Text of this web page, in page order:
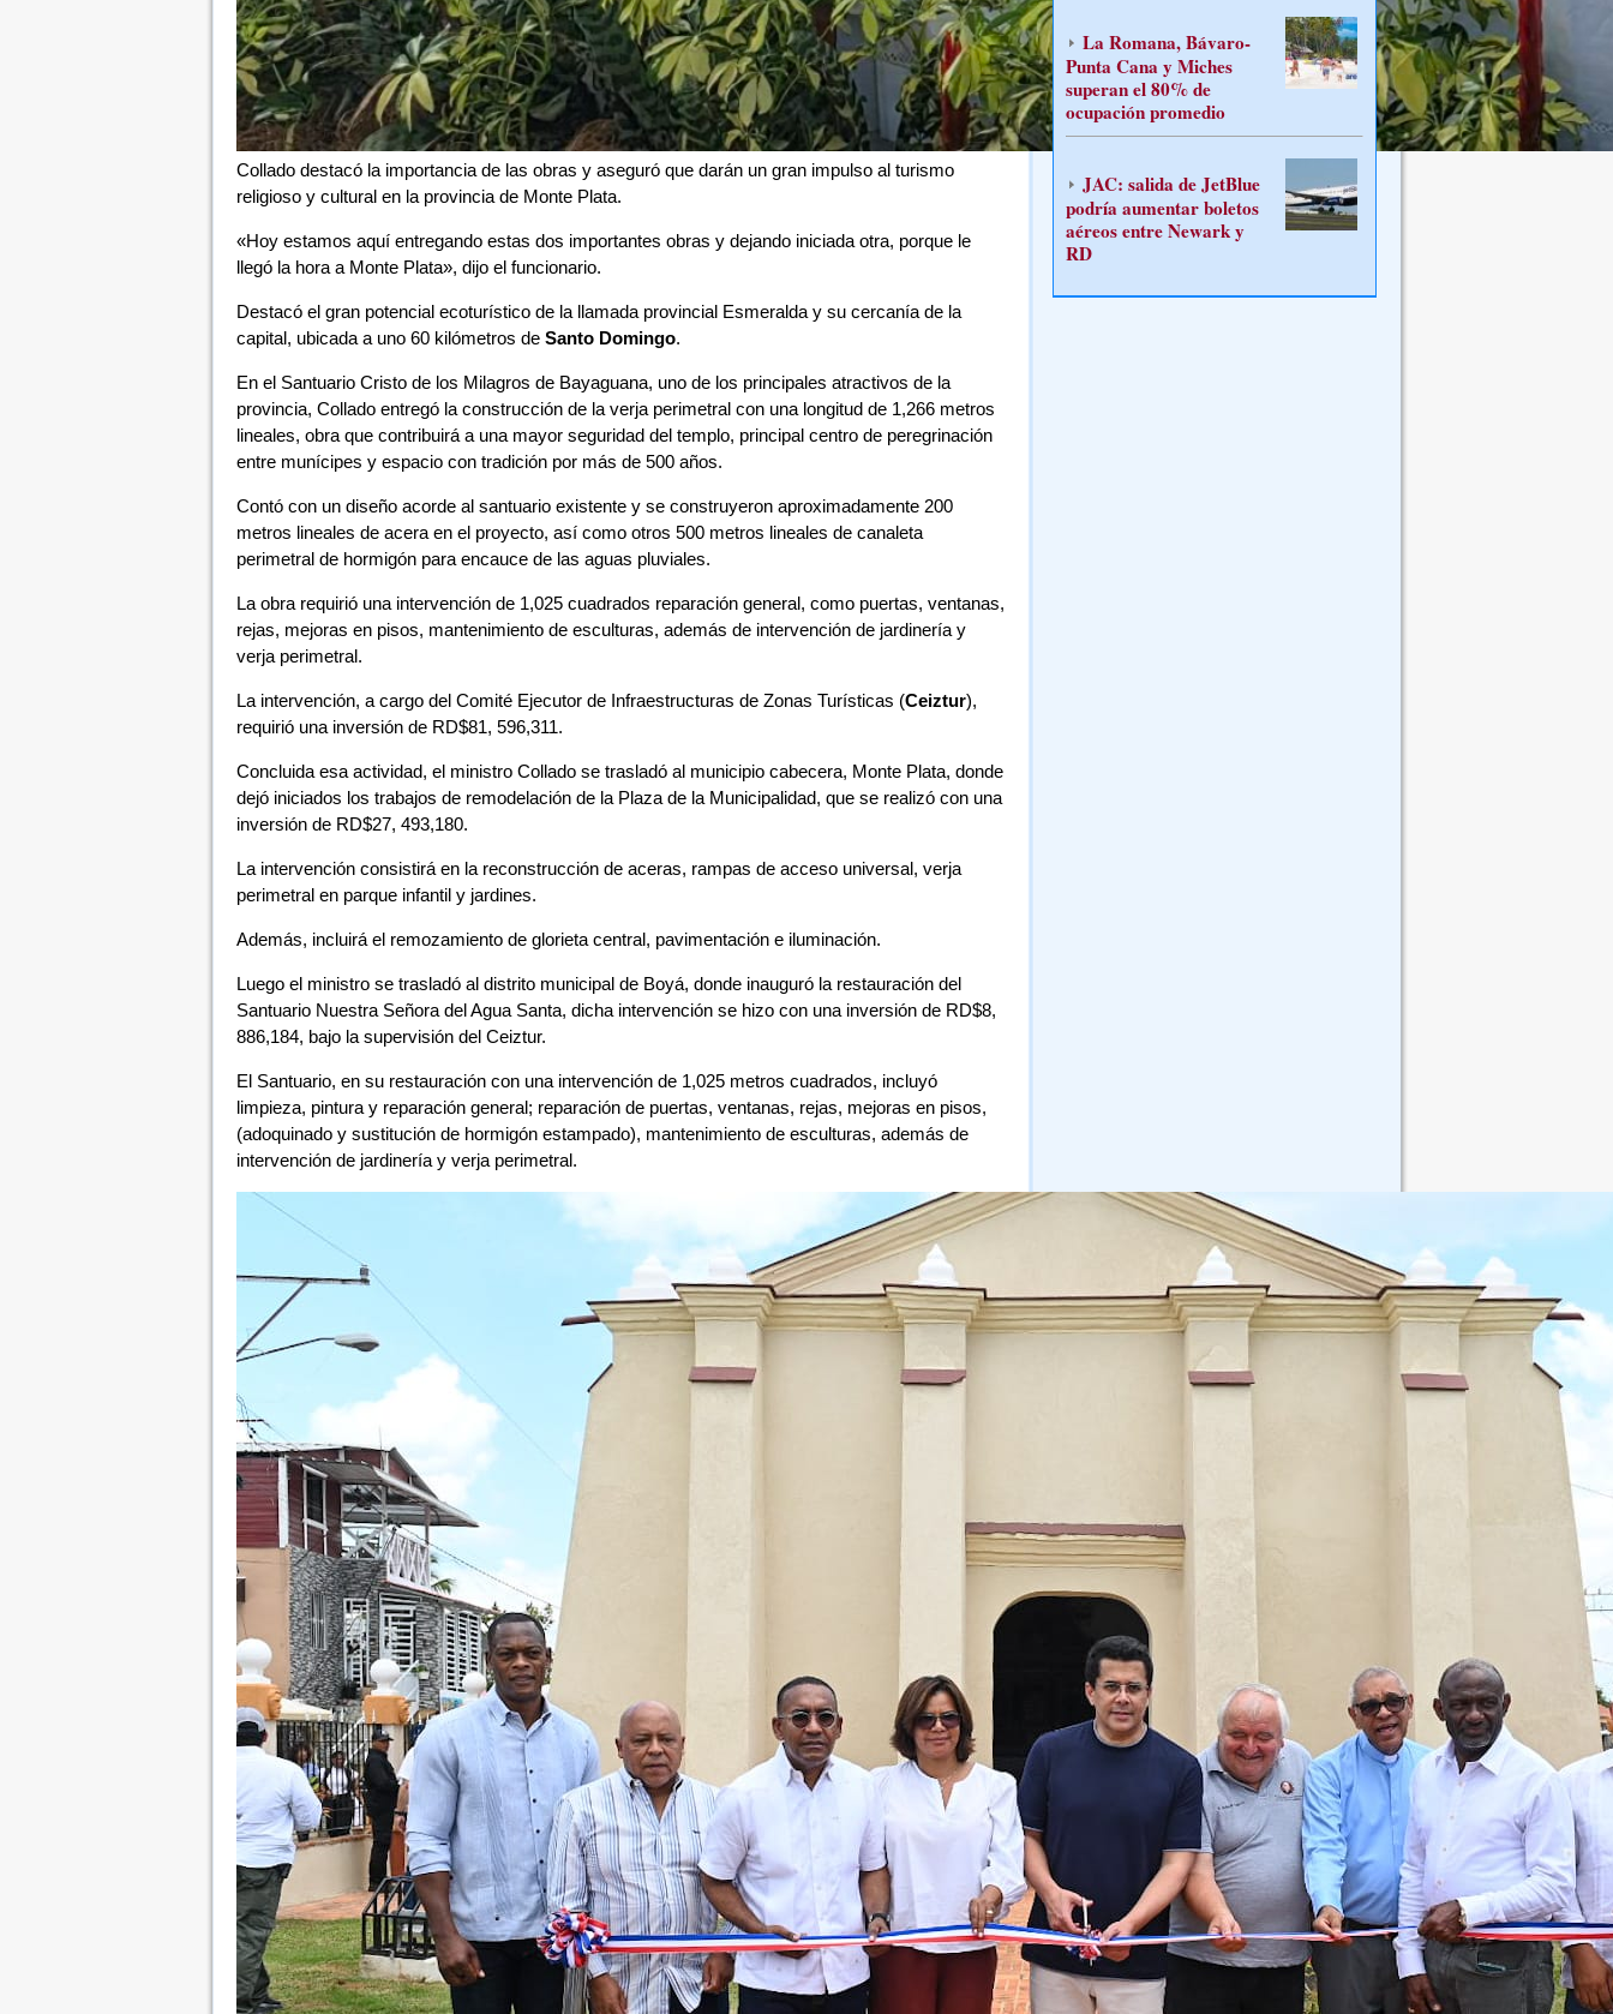
Collado destacó la importancia de las obras y aseguró que darán un gran impulso al turismo
religioso y cultural en la provincia de Monte Plata.
«Hoy estamos aquí entregando estas dos importantes obras y dejando iniciada otra, porque le
llegó la hora a Monte Plata», dijo el funcionario.
Destacó el gran potencial ecoturístico de la llamada provincial Esmeralda y su cercanía de la
capital, ubicada a uno 60 kilómetros de Santo Domingo.
En el Santuario Cristo de los Milagros de Bayaguana, uno de los principales atractivos de la
provincia, Collado entregó la construcción de la verja perimetral con una longitud de 1,266 metros
lineales, obra que contribuirá a una mayor seguridad del templo, principal centro de peregrinación
entre munícipes y espacio con tradición por más de 500 años.
Contó con un diseño acorde al santuario existente y se construyeron aproximadamente 200
metros lineales de acera en el proyecto, así como otros 500 metros lineales de canaleta
perimetral de hormigón para encauce de las aguas pluviales.
La obra requirió una intervención de 1,025 cuadrados reparación general, como puertas, ventanas,
rejas, mejoras en pisos, mantenimiento de esculturas, además de intervención de jardinería y
verja perimetral.
La intervención, a cargo del Comité Ejecutor de Infraestructuras de Zonas Turísticas (Ceiztur),
requirió una inversión de RD$81, 596,311.
Concluida esa actividad, el ministro Collado se trasladó al municipio cabecera, Monte Plata, donde
dejó iniciados los trabajos de remodelación de la Plaza de la Municipalidad, que se realizó con una
inversión de RD$27, 493,180.
La intervención consistirá en la reconstrucción de aceras, rampas de acceso universal, verja
perimetral en parque infantil y jardines.
Además, incluirá el remozamiento de glorieta central, pavimentación e iluminación.
Luego el ministro se trasladó al distrito municipal de Boyá, donde inauguró la restauración del
Santuario Nuestra Señora del Agua Santa, dicha intervención se hizo con una inversión de RD$8,
886,184, bajo la supervisión del Ceiztur.
El Santuario, en su restauración con una intervención de 1,025 metros cuadrados, incluyó
limpieza, pintura y reparación general; reparación de puertas, ventanas, rejas, mejoras en pisos,
(adoquinado y sustitución de hormigón estampado), mantenimiento de esculturas, además de
intervención de jardinería y verja perimetral.
La Romana, Bávaro-
Punta Cana y Miches
superan el 80% de
ocupación promedio
JAC: salida de JetBlue
podría aumentar boletos
aéreos entre Newark y
RD